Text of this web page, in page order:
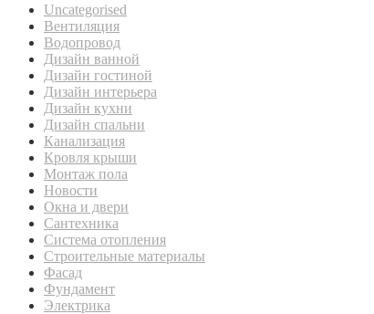
Uncategorised
Вентиляция
Водопровод
Дизайн ванной
Дизайн гостиной
Дизайн интерьера
Дизайн кухни
Дизайн спальни
Канализация
Кровля крыши
Монтаж пола
Новости
Окна и двери
Сантехника
Система отопления
Строительные материалы
Фасад
Фундамент
Электрика